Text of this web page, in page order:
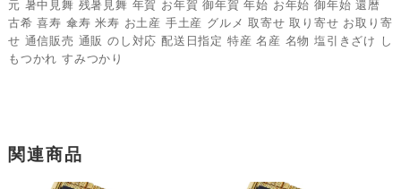
元 暑中見舞 残暑見舞 年賀 お年賀 御年賀 年始 お年始 御年始 還暦
古希 喜寿 傘寿 米寿 お土産 手土産 グルメ 取寄せ 取り寄せ お取り寄
せ 通信販売 通販 のし対応 配送日指定 特産 名産 名物 塩引きざけ し
もつかれ すみつかり
関連商品